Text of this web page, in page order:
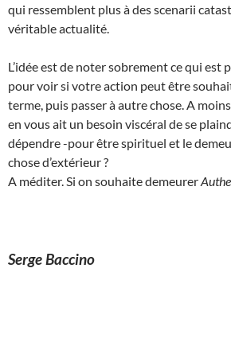
qui ressemblent plus à des scenarii
véritable actualité.
L’idée est de noter sobrement ce qui est
pour voir si votre action peut être
terme, puis passer à autre chose. A
en vous ait un besoin viscéral de se
dépendre -pour être spirituel et le
chose d’extérieur ?
A méditer. Si on souhaite demeurer
Serge Baccino